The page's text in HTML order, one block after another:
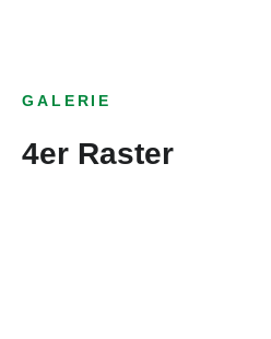
GALERIE
4er Raster